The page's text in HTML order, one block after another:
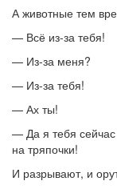
А животные тем
— Всё из-за тебя!
— Из-за меня?
— Из-за тебя!
— Ах ты!
— Да я тебя сейчас
на тряпочки!
И разрывают, и